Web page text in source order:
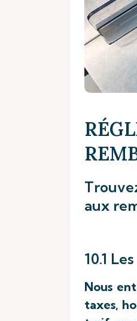
aux
10.1
Nous
taxes,